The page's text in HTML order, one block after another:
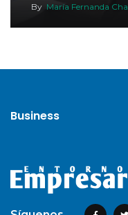
By María Fernanda
Business